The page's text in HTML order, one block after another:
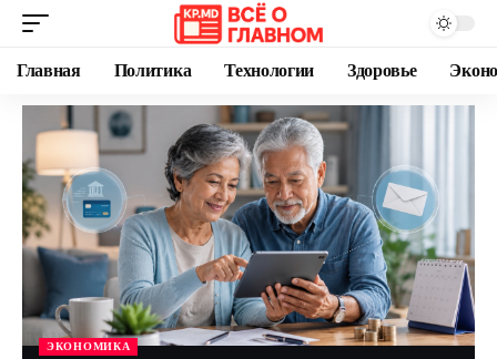
Главная Политика Технологии Здоровье
ЭКОНОМИКА